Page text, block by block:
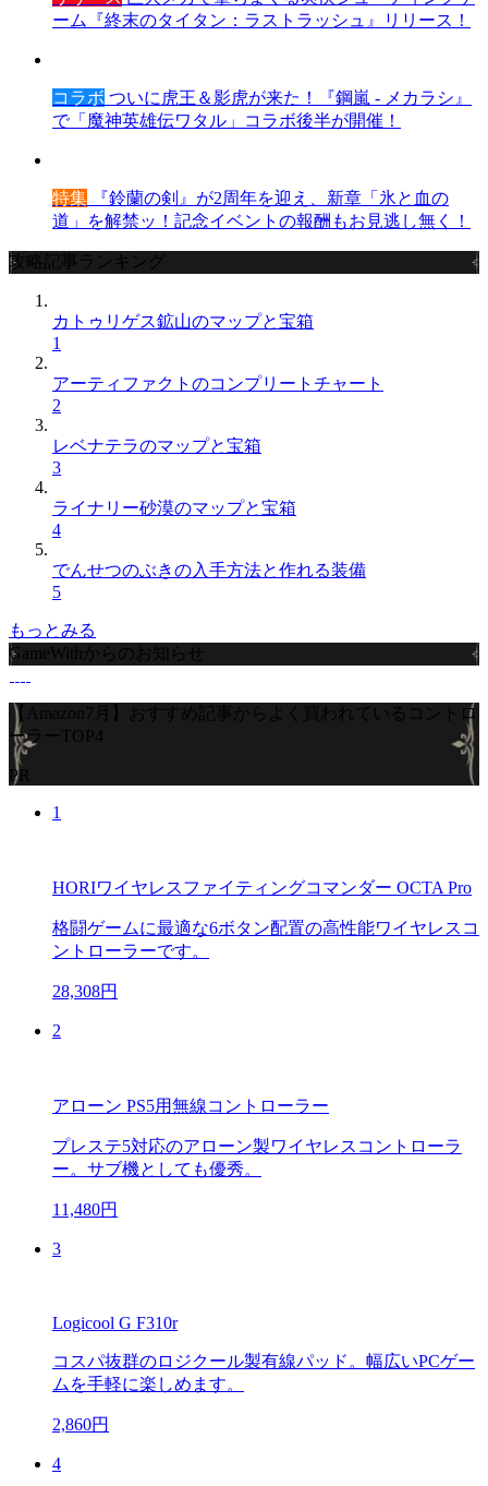
ーム『終末のタイタン：ラストラッシュ』リリース！
コラボ ついに虎王＆影虎が来た！『鋼嵐 - メカラシ』
で「魔神英雄伝ワタル」コラボ後半が開催！
特集 『鈴蘭の剣』が2周年を迎え、新章「氷と血の
道」を解禁ッ！記念イベントの報酬もお見逃し無く！
攻略記事ランキング
カトゥリゲス鉱山のマップと宝箱
1
アーティファクトのコンプリートチャート
2
レベナテラのマップと宝箱
3
ライナリー砂漠のマップと宝箱
4
でんせつのぶきの入手方法と作れる装備
5
もっとみる
GameWithからのお知らせ
【Amazon7月】おすすめ記事からよく買われているコントロ
ーラーTOP4
PR
1
HORIワイヤレスファイティングコマンダー OCTA Pro
格闘ゲームに最適な6ボタン配置の高性能ワイヤレスコ
ントローラーです。
28,308円
2
アローン PS5用無線コントローラー
プレステ5対応のアローン製ワイヤレスコントローラ
ー。サブ機としても優秀。
11,480円
3
Logicool G F310r
コスパ抜群のロジクール製有線パッド。幅広いPCゲー
ムを手軽に楽しめます。
2,860円
4